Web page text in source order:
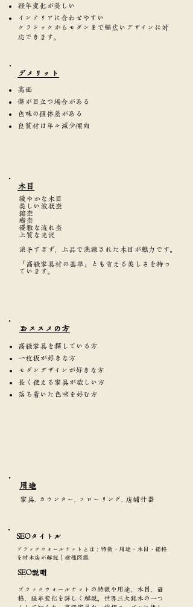
経年変化が美しい
インテリアに合わせやすい
クラシックからモダンまで幅広いデザインに対
応できます。
​デメリット
高価
傷が目立つ場合がある
色味の個体差がある
良質材は年々減少傾向
​木目
緩やかな木目
美しい波状杢
縮杢
瘤杢
優雅な流れ杢
上質な光沢
派手すぎず、上品で洗練された木目が魅力です。
「高級家具材の基準」とも言える美しさを持っ
ています。
​おススメの方
高級家具を探している方
一枚板が好きな方
モダンデザインが好きな方
長く使える家具が欲しい方
落ち着いた色味を好む方
​用途
家具, カウンター, フローリング, 店舗什器
SEOタイトル​
ブラックウォールナットとは？特徴・用途・木目・価格
を材木店が解説｜樹種図鑑
SEO説明
ブラックウォールナットの特徴や用途、木目、価
格、経年変化を詳しく解説。世界三大銘木の一つ